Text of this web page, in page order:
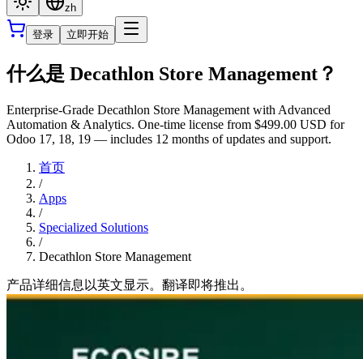
zh
登录 立即开始
什么是 Decathlon Store Management？
Enterprise-Grade Decathlon Store Management with Advanced
Automation & Analytics. One-time license from $499.00 USD for
Odoo 17, 18, 19 — includes 12 months of updates and support.
首页
/
Apps
/
Specialized Solutions
/
Decathlon Store Management
产品详细信息以英文显示。翻译即将推出。